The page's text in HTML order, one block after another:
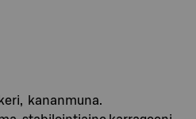
kananmuna.